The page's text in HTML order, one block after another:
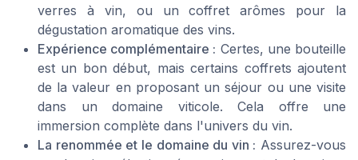
verres à vin, ou un coffret arômes pour la
dégustation aromatique des vins.
Expérience complémentaire : Certes, une bouteille
est un bon début, mais certains coffrets ajoutent
de la valeur en proposant un séjour ou une visite
dans un domaine viticole. Cela offre une
immersion complète dans l'univers du vin.
La renommée et le domaine du vin : Assurez-vous